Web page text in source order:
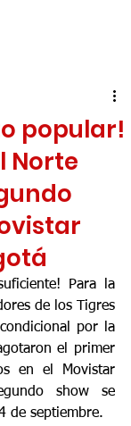
popular!
Norte
Para la
de los Tigres
por la
el primer
en el Movistar
show se
de septiembre.